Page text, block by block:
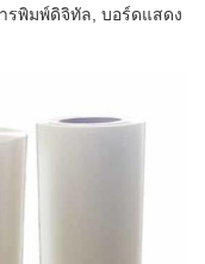
รพิมพ์ดิจิทัล, บอร์ดแสดง